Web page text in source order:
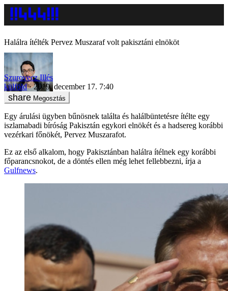
Halálra ítélték Pervez Muszaraf volt pakisztáni elnököt
Szurovecz Illés
külföld
2019. december 17. 7:40
Megosztás
Egy árulási ügyben bűnösnek találta és halálbüntetésre ítélte egy
iszlamabadi bíróság Pakisztán egykori elnökét és a hadsereg korábbi
vezérkari főnökét, Pervez Muszarafot.
Ez az első alkalom, hogy Pakisztánban halálra ítélnek egy korábbi
főparancsnokot, de a döntés ellen még lehet fellebbezni, írja a
Gulfnews.